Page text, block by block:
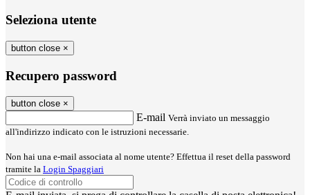
Seleziona utente
button close ×
Recupero password
button close ×
E-mail Verrà inviato un messaggio
all'indirizzo indicato con le istruzioni necessarie.
Non hai una e-mail associata al nome utente? Effettua il reset della password
tramite la Login Spaggiari